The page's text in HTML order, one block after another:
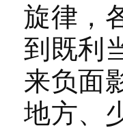
旋律，
到既利
来负面
地方、